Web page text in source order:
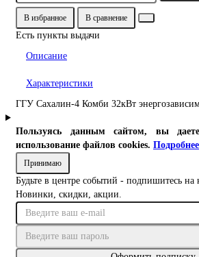
В избранное В сравнение
Есть пункты выдачи
Описание
Характеристики
ГГУ Сахалин-4 Комби 32кВт
Пользуясь данным сайтом, вы
использование файлов cookies.
Принимаю
Будьте в центре событий - подпишитесь
Новинки, скидки, акции.